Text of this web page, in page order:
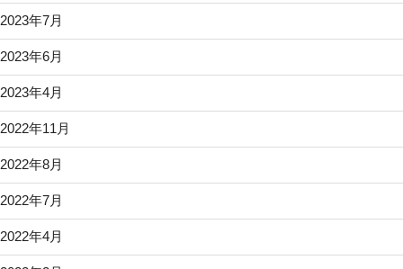
2023年7月
2023年6月
2023年4月
2022年11月
2022年8月
2022年7月
2022年4月